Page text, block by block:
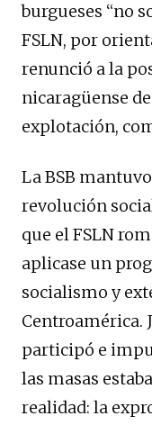
burgueses “no
FSLN, por
renunció a la
nicaragüense
explotación,
La BSB
revolución
que el FSLN
aplicase un
socialismo y
Centroamérica.
participó e
las masas
realidad: la